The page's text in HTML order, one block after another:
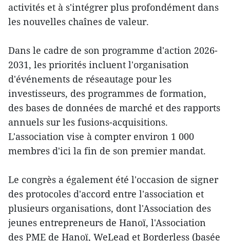
activités et à s'intégrer plus profondément dans
les nouvelles chaînes de valeur.
Dans le cadre de son programme d'action 2026-
2031, les priorités incluent l'organisation
d'événements de réseautage pour les
investisseurs, des programmes de formation,
des bases de données de marché et des rapports
annuels sur les fusions-acquisitions.
L'association vise à compter environ 1 000
membres d'ici la fin de son premier mandat.
Le congrès a également été l'occasion de signer
des protocoles d'accord entre l'association et
plusieurs organisations, dont l'Association des
jeunes entrepreneurs de Hanoï, l'Association
des PME de Hanoï, WeLead et Borderless (basée